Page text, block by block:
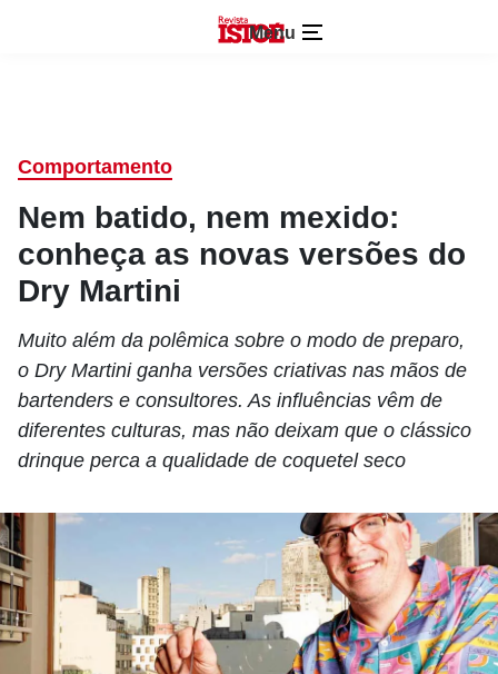
Menu
Comportamento
Nem batido, nem mexido:
conheça as novas versões do
Dry Martini
Muito além da polêmica sobre o modo de preparo,
o Dry Martini ganha versões criativas nas mãos de
bartenders e consultores. As influências vêm de
diferentes culturas, mas não deixam que o clássico
drinque perca a qualidade de coquetel seco